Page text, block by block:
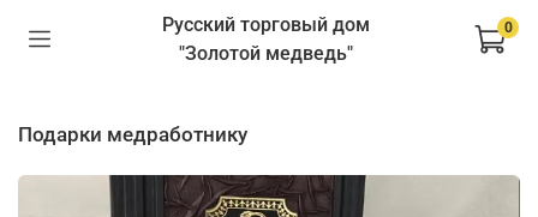
Русский торговый дом
"Золотой медведь"
0
подарки медработнику